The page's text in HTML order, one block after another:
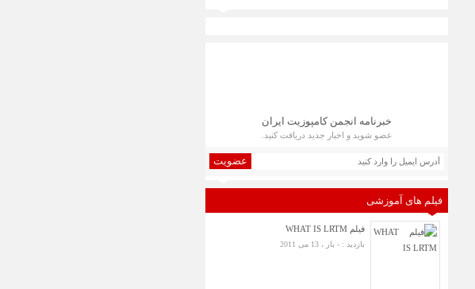
فیلم های آموزشی
فیلم WHAT IS LRTM
بازدید : - بار ، 13 می 2011
خبرنامه انجمن کامپوزیت ایران
عضو شوید و اخبار جدید دریافت کنید.
عضویت